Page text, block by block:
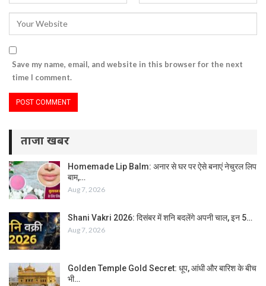
Save my name, email, and website in this browser for the next
time I comment.
ताजा खबर
Homemade Lip Balm: अनार से घर पर ऐसे बनाएं नेचुरल लिप
बाम,…
Aug 7, 2026
Shani Vakri 2026: दिसंबर में शनि बदलेंगे अपनी चाल, इन 5…
Aug 7, 2026
Golden Temple Gold Secret: धूप, आंधी और बारिश के बीच
भी…